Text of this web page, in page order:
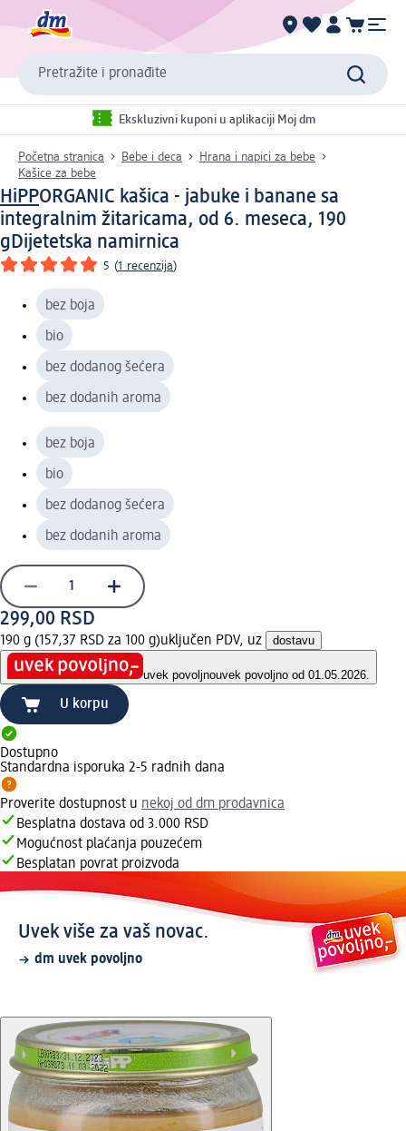
Pretražite i pronađite
Ekskluzivni kuponi u aplikaciji Moj dm
Početna stranica Bebe i deca
Hrana i napici za bebe
Kašice za bebe
HiPPORGANIC kašica - jabuke i banane sa
integralnim žitaricama, od 6. meseca, 190
gDijetetska namirnica
5 (1 recenzija)
bez boja
bio
bez dodanog šećera
bez dodanih aroma
bez boja
bio
bez dodanog šećera
bez dodanih aroma
299,00 RSD
190 g (157,37 RSD za 100 g)uključen PDV, uz dostavu
uvek povoljnouvek povoljno od 01.05.2026.
U korpu
Dostupno
Standardna isporuka 2-5 radnih dana
Proverite dostupnost u nekoj od dm prodavnica
Besplatna dostava od 3.000 RSD
Mogućnost plaćanja pouzećem
Besplatan povrat proizvoda
Uvek više za vaš novac.
dm uvek povoljno